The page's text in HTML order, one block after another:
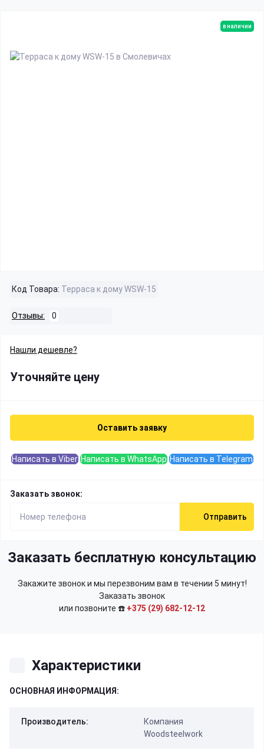
в наличии
Код Товара: Терраса к дому WSW-15
Отзывы: 0
Нашли дешевле?
Уточняйте цену
Оставить заявку
Написать в Viber Написать в WhatsApp Написать в Telegram
Заказать звонок:
Отправить
Заказать бесплатную консультацию
Закажите звонок и мы перезвоним вам в течении 5 минут!
Заказать звонок
или позвоните ☎️ +375 (29) 682-12-12
Характеристики
ОСНОВНАЯ ИНФОРМАЦИЯ:
Производитель:
Компания
Woodsteelwork